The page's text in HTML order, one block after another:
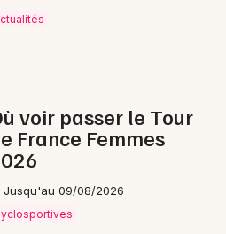
voir passer le Tour
France Femmes
Jusqu'au 09/08/2026